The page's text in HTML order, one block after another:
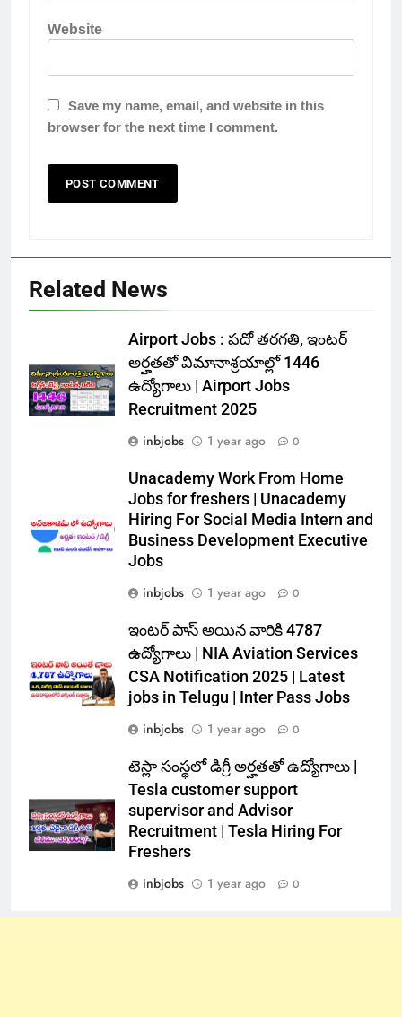
Website
Save my name, email, and website in this
browser for the next time I comment.
Related News
Airport Jobs : పదో తరగతి, ఇంటర్
అర్హతతో విమానాశ్రయాల్లో 1446
ఉద్యోగాలు | Airport Jobs
Recruitment 2025
inbjobs
1 year ago 0
Unacademy Work From Home
Jobs for freshers | Unacademy
Hiring For Social Media Intern and
Business Development Executive
Jobs
inbjobs
1 year ago 0
ఇంటర్ పాస్ అయిన వారికి 4787
ఉద్యోగాలు | NIA Aviation Services
CSA Notification 2025 | Latest
jobs in Telugu | Inter Pass Jobs
inbjobs
1 year ago 0
టెస్లా సంస్థలో డిగ్రీ అర్హతతో ఉద్యోగాలు |
Tesla customer support
supervisor and Advisor
Recruitment | Tesla Hiring For
Freshers
inbjobs
1 year ago 0